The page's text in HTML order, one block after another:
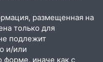
размещенная на
только для
подлежит
и/или
форме, иначе как с